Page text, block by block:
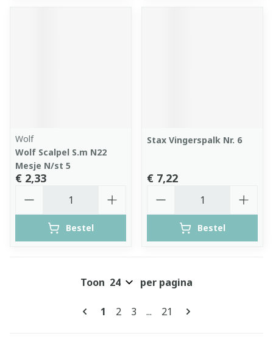
Wolf
Wolf Scalpel S.m N22
Mesje N/st 5
€ 2,33
Bestel
Stax Vingerspalk Nr. 6
€ 7,22
Bestel
Pagina's
U lees momenteel pagina
1 Pagina
2 Pagina
3 ... Pagina
21
Toon per pagina